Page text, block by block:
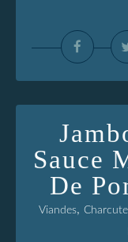
Sauce
De
Viandes,